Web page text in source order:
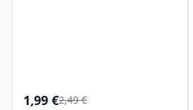
1,99 €2,49 €